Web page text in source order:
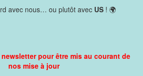
avec nous… ou plutôt avec US ! 🌍
pour être mis au courant de
nos mise à jour